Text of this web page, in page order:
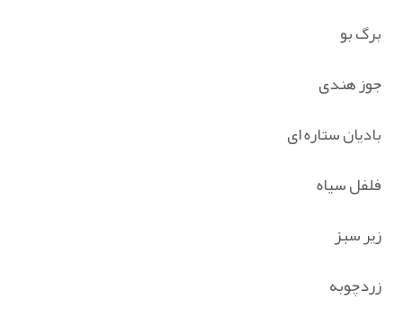
برگ بو
جوز هندی
بادیان ستاره ای
فلفل سیاه
زیر سبز
زردچوبه